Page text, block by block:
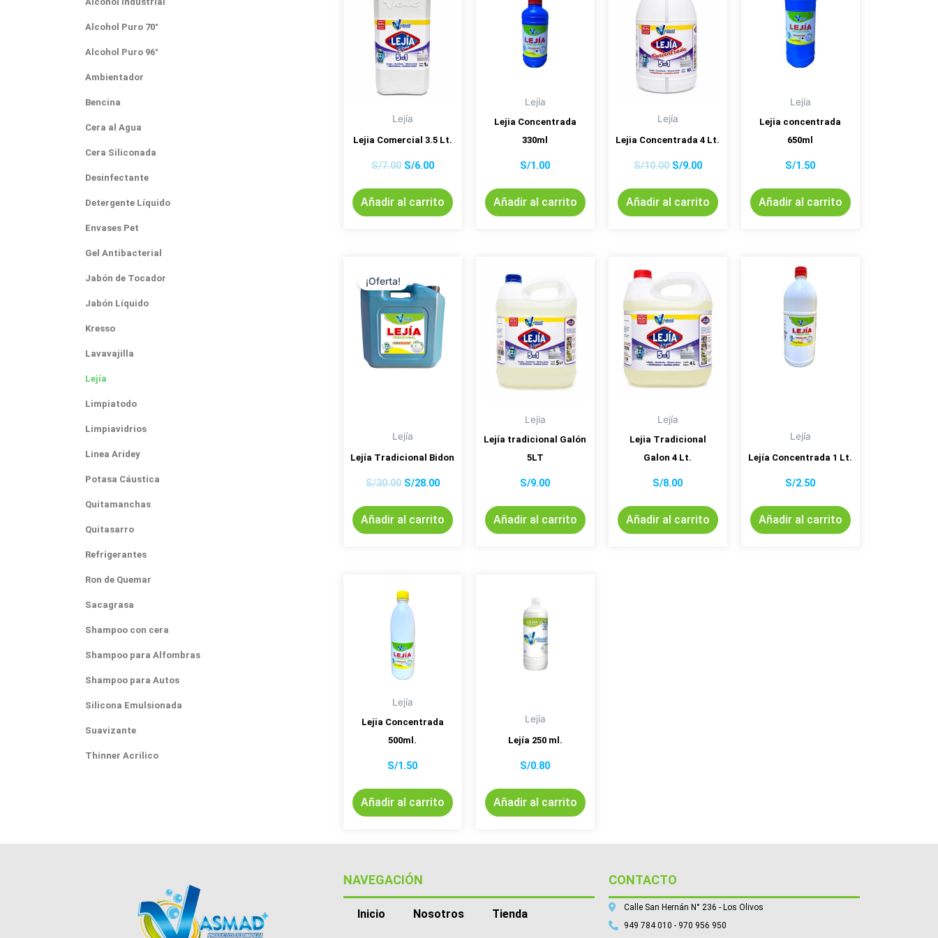
Alcohol Puro 70°
Alcohol Puro 96°
Ambientador
Bencina
Cera al Agua
Cera Siliconada
Desinfectante
Detergente Líquido
Envases Pet
Gel Antibacterial
Jabón de Tocador
Jabón Líquido
Kresso
Lavavajilla
Lejía
Limpiatodo
Limpiavidrios
Linea Aridey
Potasa Cáustica
Quitamanchas
Quitasarro
Refrigerantes
Ron de Quemar
Sacagrasa
Shampoo con cera
Shampoo para Alfombras
Shampoo para Autos
Silicona Emulsionada
Suavizante
Thinner Acrilico
Lejía
Lejia Comercial 3.5 Lt.
S/7.00 S/6.00
Añadir al carrito
Lejía
Lejia Concentrada
330ml
S/1.00
Añadir al carrito
Lejía
Lejia Concentrada 4 Lt.
S/10.00
S/10.00.
S/9.00
Añadir al carrito
Lejía
Lejia concentrada
650ml
S/1.50
Añadir al carrito
¡Oferta!
Lejía
Lejía Tradicional Bidon
S/30.00
original
era:
S/30.00.
S/28.00
actual
es:
S/28.00.
Añadir al carrito
Lejia
Lejía tradicional Galón
5LT
S/9.00
Añadir al carrito
Lejía
Lejia Tradicional
Galon 4 Lt.
S/8.00
Añadir al carrito
Lejía
Lejía Concentrada 1 Lt.
S/2.50
Añadir al carrito
Lejía
Lejia Concentrada
500ml.
S/1.50
Añadir al carrito
Lejía
Lejía 250 ml.
S/0.80
Añadir al carrito
NAVEGACIÓN
Inicio Nosotros Tienda
CONTACTO
Calle San Hernán N° 236 - Los Olivos
949 784 010 - 970 956 950